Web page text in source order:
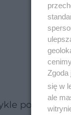
poważna
się w
ale